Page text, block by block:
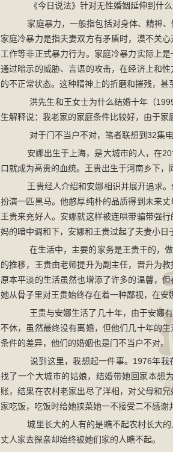
《今日说法》针对无性婚姻延伸到什么
家庭暴力，一般指包括对身体、精神、
家庭冷暴力是指夫妻双方有矛盾时，漠不关
工作等非正式暴力行为。家庭冷暴力实际上
通过暗示的威胁、言语的攻击，在经济上和
的不正常状态。这种精神上的折磨和摧残，甚
洪先生和王女士为什么结婚十年（
生解释说：我老家的家庭条件比较好，由于家
对于门不当户不对，笔者联想到32集电
安娜出生于上海，是大城市的人，在20
口就成为高贵的血统。王贵出生于河南乡下，
王贵经人介绍和安娜相识并展开追求。
扮演一匹黑马。他憨厚纯朴的品质得到未来
王贵来充好人。安娜就这样被连哄带骗带强
妈的暗中调和下，安娜和王贵过起了夫妻小日
在生活中，主要的家务是王贵干的，做
的推移，王贵由老师提升为副主任，晋升为
原本平淡的生活虽然也增添了许多的温馨，
她从骨子里对王贵始终存在着一种鄙视，在安
王贵与安娜生活了几十年，由于安娜有
不休，虽然最终没有离婚，但他们几十年的
条件的差异，他们的婚姻也是门不当户不对。
说到这里，我想起一件事。1976年我
找了一个大城市的姑娘，结婚带她回家本想
账，结果在农村老家出尽了洋相，对父母和
家吃饭，吃饭时给她挟菜她一不接受二不感谢
城里长大的人有的是瞧不起农村长大
丈人家去探亲却始终被她们家的人瞧不起。